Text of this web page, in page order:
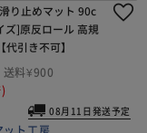
り止めマット 90c
]原反ロール 高規
引き不可】
送料¥900
08月11日発送予定
ット工房